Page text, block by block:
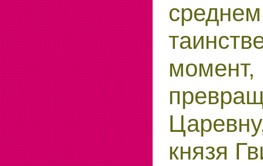
князя